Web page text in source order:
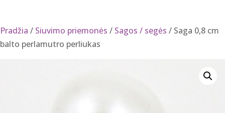
Pradžia / Siuvimo priemonės / Sagos / segės / Saga 0,8 cm
balto perlamutro perliukas